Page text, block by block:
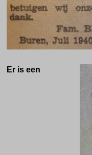
Er is een